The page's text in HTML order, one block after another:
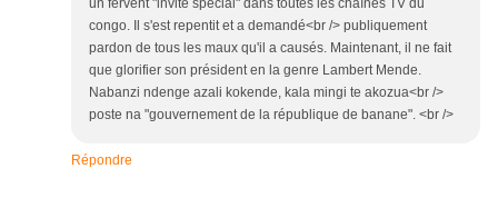
congo. Il s'est repentit et a demandé<br /> publiquement
pardon de tous les maux qu'il a causés. Maintenant, il ne fait
que glorifier son président en la genre Lambert Mende.
Nabanzi ndenge azali kokende, kala mingi te akozua<br />
poste na "gouvernement de la république de banane". <br />
Répondre